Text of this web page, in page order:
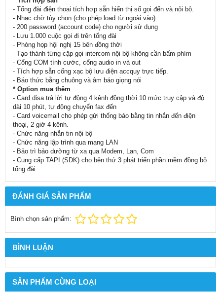
- Tổng đài điện thoại tích hợp sẵn hiển thị số gọi đến và nội bộ.
- Nhạc chờ tùy chọn (cho phép load từ ngoài vào)
- 200 password (account code) cho người sử dụng
- Lưu 1.000 cuộc gọi đi trên tổng đài
- Phòng họp hội nghị 15 bên đồng thời
- Tạo thành từng cặp gọi intercom nội bộ không cần bấm phím
- Cổng COM tính cước, cổng audio in và out
- Tích hợp sẵn cổng xạc bộ lưu điện accquy trực tiếp.
- Báo thức bằng chuông và âm báo giọng nói
* Option mua thêm
- Card disa trả lời tự động 4 kênh đồng thời 10 mức truy cập và độ
dài 10 phút, tự động chuyển fax đến
- Card voicemail cho phép gửi thống báo bằng tin nhắn đến điện
thoại, 2 giờ 4 kênh.
- Chức năng nhẵn tin nội bộ
- Chức năng lập trình qua mạng LAN
- Bảo trì bảo dưỡng từ xa qua Modem, Lan, Com
- Cung cấp TAPI (SDK) cho bên thứ 3 phát triển phần mềm đồng bộ
tổng đài
ĐÁNH GIÁ SẢN PHẨM
Bình chọn sản phẩm:
BÌNH LUẬN
SẢN PHẨM CÙNG LOẠI